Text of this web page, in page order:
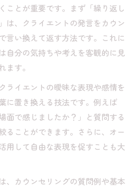
ことが重要です。まず「繰り返し
は、クライエントの発言をカウン
言い換えて返す方法です。これに
自分の気持ちや考えを客観的に見
ます。
ライエントの曖昧な表現や感情を
に置き換える技法です。例えば
面で感じましたか？」と質問する
ることができます。さらに、オー
用して自由な表現を促すことも大
、カウンセリングの質問例や基本